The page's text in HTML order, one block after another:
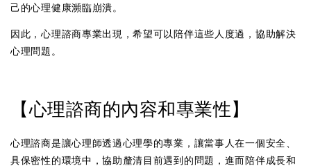
己的心理健康瀕臨崩潰。
因此，心理諮商專業出現，希望可以陪伴這些人度過，協助解決
心理問題。
【心理諮商的內容和專業性】
心理諮商是讓心理師透過心理學的專業，讓當事人在一個安全、
具保密性的環境中，協助釐清目前遇到的問題，進而陪伴成長和